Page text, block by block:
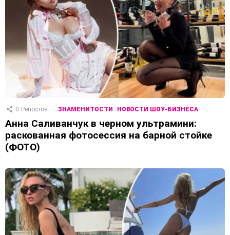
0 Репостов ЗНАМЕНИТОСТИ НОВОСТИ ШОУ-БИЗНЕСА
Анна Саливанчук в черном ультрамини:
раскованная фотосессия на барной стойке
(ФОТО)